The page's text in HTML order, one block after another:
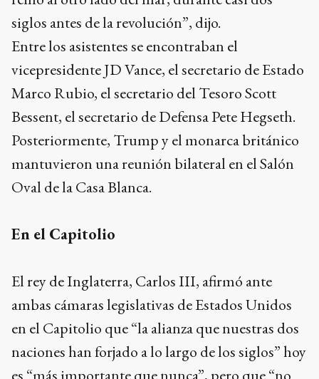
siglos antes de la revolución”, dijo.
Entre los asistentes se encontraban el
vicepresidente JD Vance, el secretario de Estado
Marco Rubio, el secretario del Tesoro Scott
Bessent, el secretario de Defensa Pete Hegseth.
Posteriormente, Trump y el monarca británico
mantuvieron una reunión bilateral en el Salón
Oval de la Casa Blanca.
En el Capitolio
El rey de Inglaterra, Carlos III, afirmó ante
ambas cámaras legislativas de Estados Unidos
en el Capitolio que “la alianza que nuestras dos
naciones han forjado a lo largo de los siglos” hoy